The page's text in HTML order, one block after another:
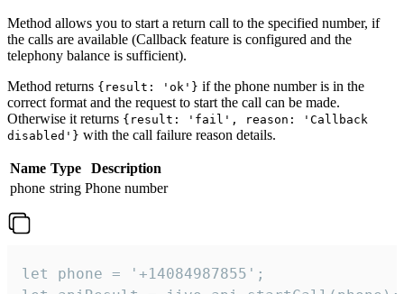
Method allows you to start a return call to the specified number, if
the calls are available (Callback feature is configured and the
telephony balance is sufficient).
Method returns {result: 'ok'} if the phone number is in the
correct format and the request to start the call can be made.
Otherwise it returns {result: 'fail', reason: 'Callback
disabled'} with the call failure reason details.
Name Type
Description
phone string Phone number
let phone = '+14084987855';